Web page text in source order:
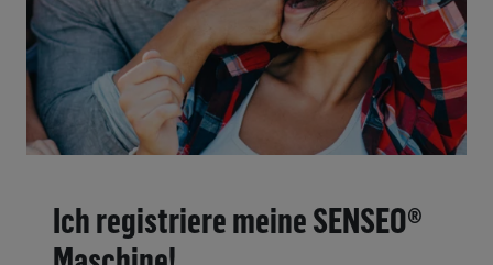
Ich registriere meine SENSEO®